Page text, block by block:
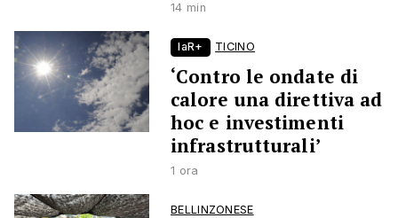
14 min
laR+ TICINO
‘Contro le ondate di
calore una direttiva ad
hoc e investimenti
infrastrutturali’
1 ora
BELLINZONESE